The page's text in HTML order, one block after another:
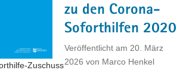
Verbundvorhaben"
zu den Corona-
Soforthilfen 2020
Veröffentlicht am 20. März
2026 von Marco Henkel
Zuschuss